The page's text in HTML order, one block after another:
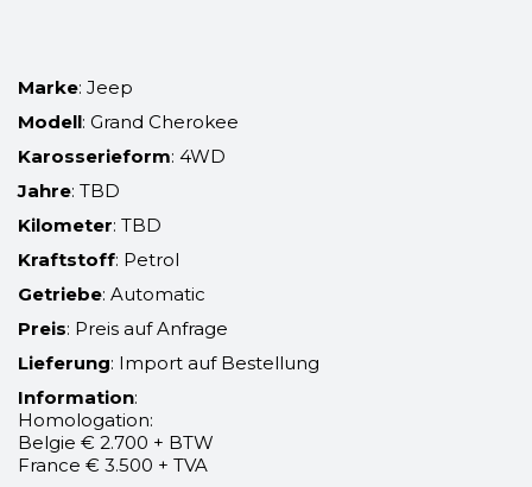
Marke: Jeep
Modell: Grand Cherokee
Karosserieform: 4WD
Jahre: TBD
Kilometer: TBD
Kraftstoff: Petrol
Getriebe: Automatic
Preis: Preis auf Anfrage
Lieferung: Import auf Bestellung
Information:
Homologation:
Belgie € 2.700 + BTW
France € 3.500 + TVA